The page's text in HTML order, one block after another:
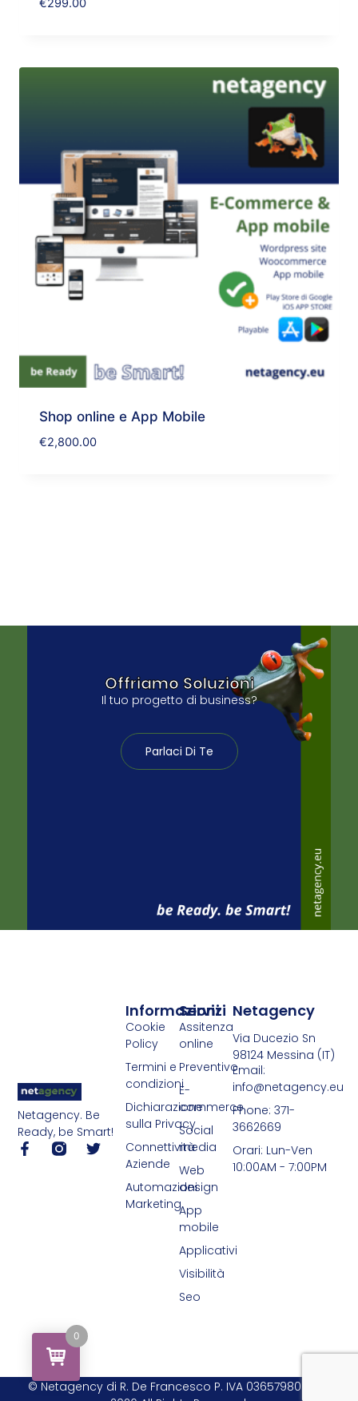
€299.00
Shop online e App Mobile
€2,800.00
Offriamo Soluzioni
Il tuo progetto di business?
Parlaci Di Te
Netagency. Be
Ready, be Smart!
Servizi
Assitenza
online
Preventivo
E-
commerce
Social
media
Web
design
App
mobile
Applicativi
Visibilità
Seo
Informazioni
Cookie
Policy
Termini e
condizioni
Dichiarazione
sulla Privacy
Connettività
Aziende
Automazioni
Marketing
Netagency
Via Ducezio Sn
98124 Messina (IT)
Email:
info@netagency.eu
Phone: 371-
3662669
Orari: Lun-Ven
10:00AM - 7:00PM
© Netagency di R. De Francesco P. IVA 03657980839 -
0